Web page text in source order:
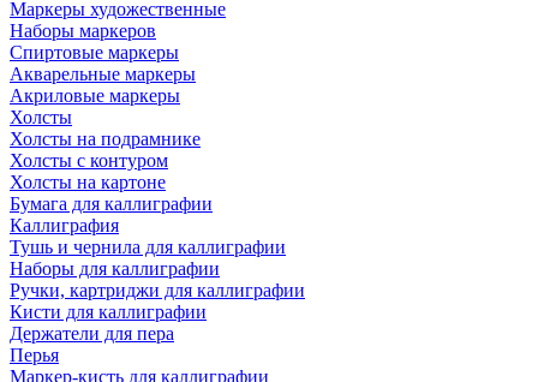
Маркеры художественные
Наборы маркеров
Спиртовые маркеры
Акварельные маркеры
Акриловые маркеры
Холсты
Холсты на подрамнике
Холсты с контуром
Холсты на картоне
Бумага для каллиграфии
Каллиграфия
Тушь и чернила для каллиграфии
Наборы для каллиграфии
Ручки, картриджи для каллиграфии
Кисти для каллиграфии
Держатели для пера
Перья
Маркер-кисть для каллиграфии